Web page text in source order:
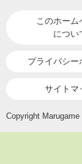
このホーム
につい
プライバシー
サイトマ
Copyright